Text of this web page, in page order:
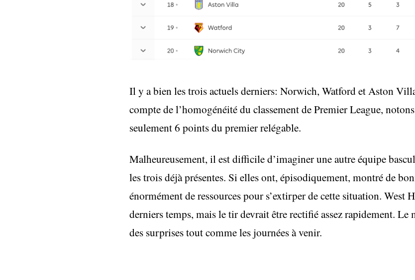
Il y a bien les trois actuels derniers: Norwich, Watford et Aston
compte de l’homogénéité du classement de Premier League,
seulement 6 points du premier relégable.
Malheureusement, il est difficile d’imaginer une autre équipe
les trois déjà présentes. Si elles ont, épisodiquement, montré de
énormément de ressources pour s’extirper de cette situation. West
derniers temps, mais le tir devrait être rectifié assez rapidement. Le
des surprises tout comme les journées à venir.